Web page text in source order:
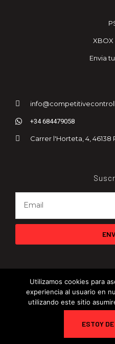
XBOX
Envia
+34 684479058
Carrer l'Horteta, 4, 46138
© 2024
Condiciones de Uso Faq
Utilizamos cookies para
experiencia al usuario en
utilizando este sitio
ESTOY